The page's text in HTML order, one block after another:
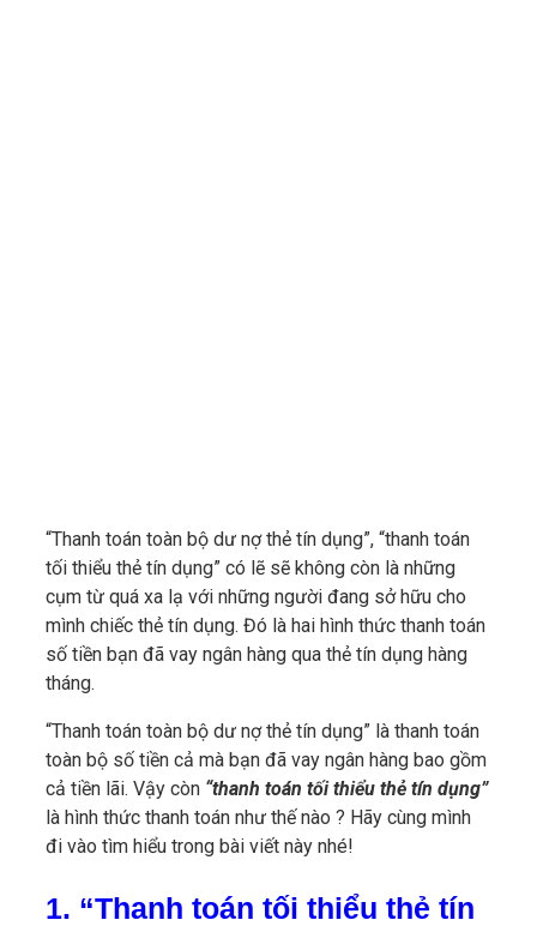
“Thanh toán toàn bộ dư nợ thẻ tín dụng”, “thanh toán
tối thiểu thẻ tín dụng” có lẽ sẽ không còn là những
cụm từ quá xa lạ với những người đang sở hữu cho
mình chiếc thẻ tín dụng. Đó là hai hình thức thanh toán
số tiền bạn đã vay ngân hàng qua thẻ tín dụng hàng
tháng.
“Thanh toán toàn bộ dư nợ thẻ tín dụng” là thanh toán
toàn bộ số tiền cả mà bạn đã vay ngân hàng bao gồm
cả tiền lãi. Vậy còn “thanh toán tối thiểu thẻ tín dụng”
là hình thức thanh toán như thế nào ? Hãy cùng mình
đi vào tìm hiểu trong bài viết này nhé!
1. “Thanh toán tối thiểu thẻ tín